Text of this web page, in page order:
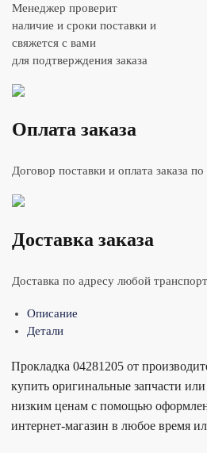
Менеджер проверит
наличие и сроки поставки и
свяжется с вами
для подтверждения заказа
Оплата заказа
Договор поставки и оплата заказа по
Доставка заказа
Доставка по адресу любой
Описание
Детали
Прокладка 04281205 от
купить оригинальные запчасти
низким ценам с помощью
интернет-магазин в любое время